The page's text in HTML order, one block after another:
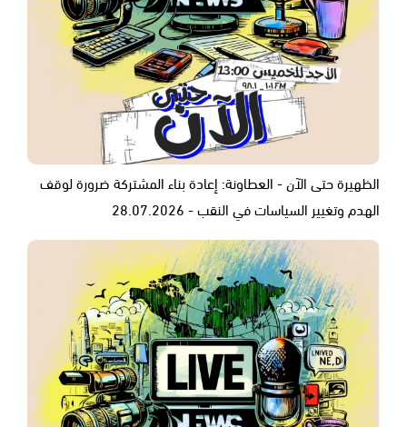
الظهيرة حتى الآن - العطاونة: إعادة بناء المشتركة ضرورة لوقف
الهدم وتغيير السياسات في النقب - 28.07.2026